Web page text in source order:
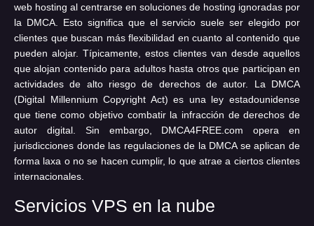
web hosting al centrarse en soluciones de hosting ignoradas por
la DMCA. Esto significa que el servicio suele ser elegido por
clientes que buscan más flexibilidad en cuanto al contenido que
pueden alojar. Típicamente, estos clientes van desde aquellos
que alojan contenido para adultos hasta otros que participan en
actividades de alto riesgo de derechos de autor. La DMCA
(Digital Millennium Copyright Act) es una ley estadounidense
que tiene como objetivo combatir la infracción de derechos de
autor digital. Sin embargo, DMCA4FREE.com opera en
jurisdicciones donde las regulaciones de la DMCA se aplican de
forma laxa o no se hacen cumplir, lo que atrae a ciertos clientes
internacionales.
Servicios VPS en la nube